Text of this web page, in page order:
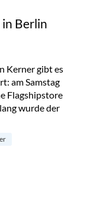
Berlin
Kerner gibt es
am Samstag
Flagshipstore
wurde der
in Berlin